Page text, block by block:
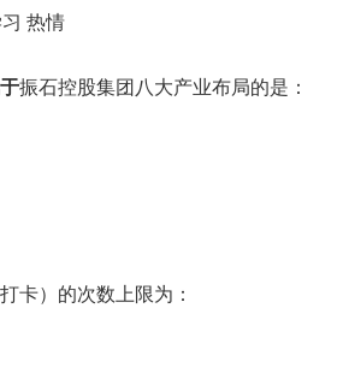
品行 创新 责任 学习 热情
振石控股集团八大产业布局的是：
卡）的次数上限为：